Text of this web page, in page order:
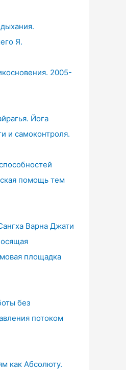
Я.
2005-
Йога
и самоконтроля.
помощь тем
Варна Джати
площадка
без
потоком
как Абсолюту.